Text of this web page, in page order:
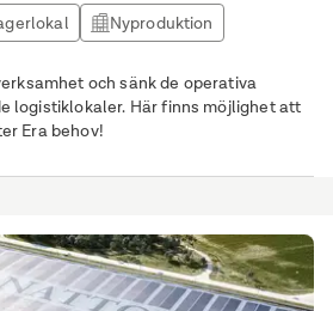
Nyproduktion
och sänk de operativa
logistiklokaler. Här finns möjlighet att
Era behov!